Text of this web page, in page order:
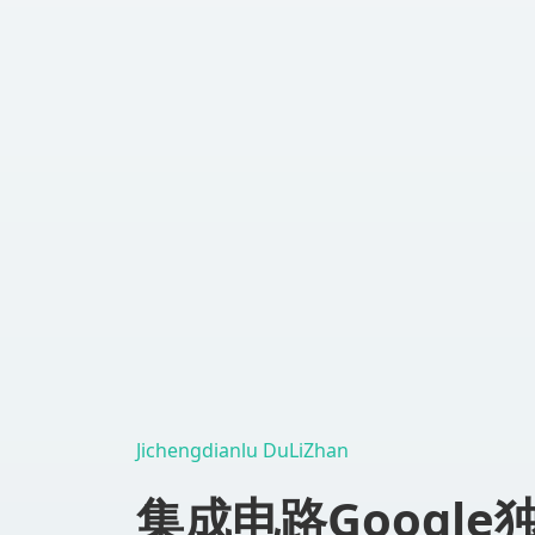
Jichengdianlu DuLiZhan
集成电路Google